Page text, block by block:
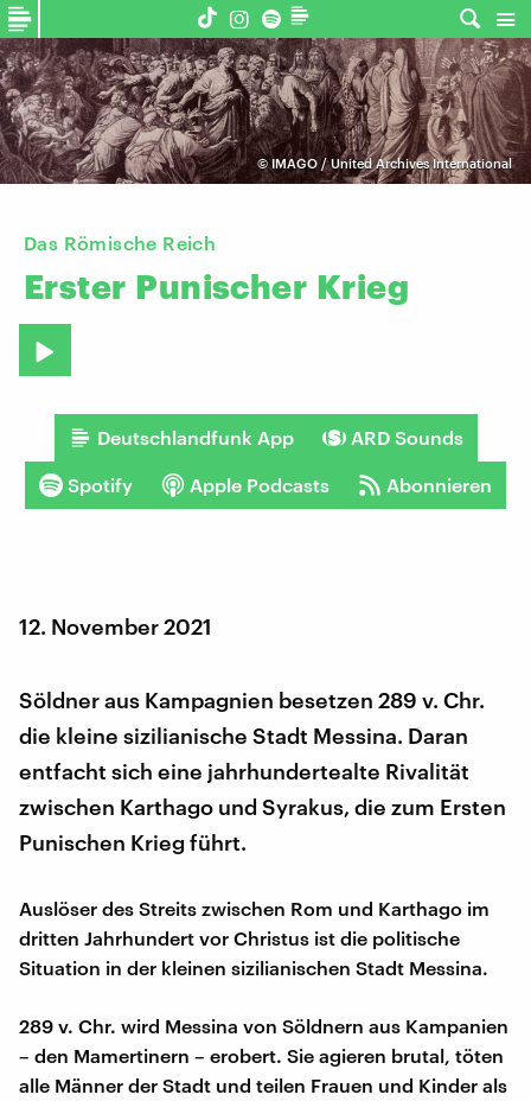
©IMAGO / United Archives International
Das Römische Reich
Erster Punischer Krieg
Deutschlandfunk App ARD Sounds
Spotify Apple Podcasts Abonnieren
12. November 2021
Söldner aus Kampagnien besetzen 289 v. Chr.
die kleine sizilianische Stadt Messina. Daran
entfacht sich eine jahrhundertealte Rivalität
zwischen Karthago und Syrakus, die zum Ersten
Punischen Krieg führt.
Auslöser des Streits zwischen Rom und Karthago im
dritten Jahrhundert vor Christus ist die politische
Situation in der kleinen sizilianischen Stadt Messina.
289 v. Chr. wird Messina von Söldnern aus Kampanien
– den Mamertinern – erobert. Sie agieren brutal, töten
alle Männer der Stadt und teilen Frauen und Kinder als